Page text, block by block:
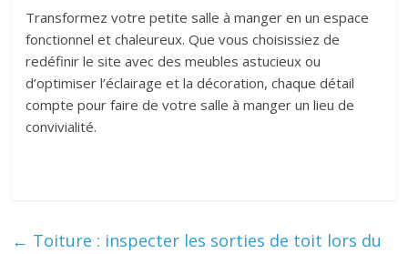
Transformez votre petite salle à manger en un espace
fonctionnel et chaleureux. Que vous choisissiez de
redéfinir le site avec des meubles astucieux ou
d’optimiser l’éclairage et la décoration, chaque détail
compte pour faire de votre salle à manger un lieu de
convivialité.
← Toiture : inspecter les sorties de toit lors du